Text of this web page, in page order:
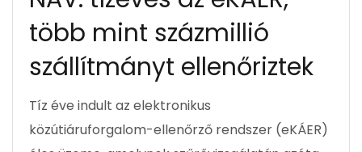
több mint százmillió
szállítmányt ellenőriztek
Tíz éve indult az elektronikus
közútiáruforgalom-ellenőrző rendszer (eKÁER)